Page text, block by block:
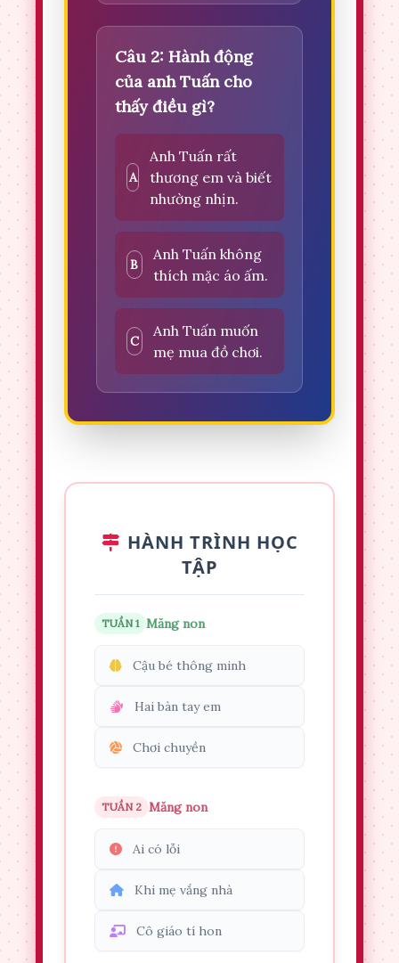
Câu 2: Hành động
của anh Tuấn cho
thấy điều gì?
A
Anh Tuấn rất
thương em và biết
nhường nhịn.
B
Anh Tuấn không
thích mặc áo ấm.
C
Anh Tuấn muốn
mẹ mua đồ chơi.
HÀNH TRÌNH HỌC
TẬP
TUẦN 1 Măng non
Cậu bé thông minh
Hai bàn tay em
Chơi chuyền
TUẦN 2 Măng non
Ai có lỗi
Khi mẹ vắng nhà
Cô giáo tí hon